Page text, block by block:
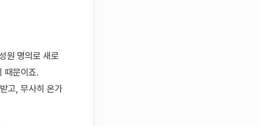
원 명의로 새로
때문이죠.
고, 무사히 온가